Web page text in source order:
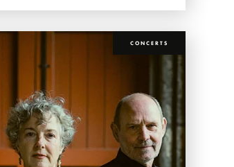
CONCERTS